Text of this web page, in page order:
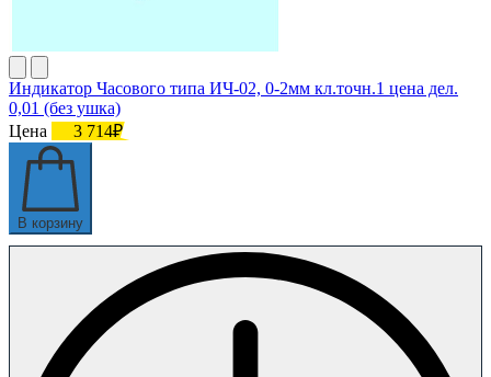
Индикатор Часового типа ИЧ-02, 0-2мм кл.точн.1 цена дел.
0,01 (без ушка)
Цена
3 714₽
В корзину